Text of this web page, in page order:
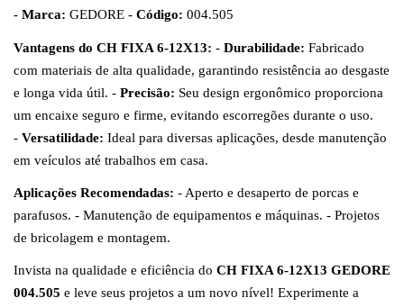
- Marca: GEDORE - Código: 004.505
Vantagens do CH FIXA 6-12X13: - Durabilidade: Fabricado
com materiais de alta qualidade, garantindo resistência ao desgaste
e longa vida útil. - Precisão: Seu design ergonômico proporciona
um encaixe seguro e firme, evitando escorregões durante o uso.
- Versatilidade: Ideal para diversas aplicações, desde manutenção
em veículos até trabalhos em casa.
Aplicações Recomendadas: - Aperto e desaperto de porcas e
parafusos. - Manutenção de equipamentos e máquinas. - Projetos
de bricolagem e montagem.
Invista na qualidade e eficiência do CH FIXA 6-12X13 GEDORE
004.505 e leve seus projetos a um novo nível! Experimente a